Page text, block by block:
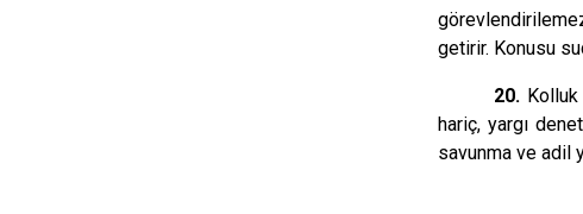
getirir. Konusu
20.
hariç, yargı
savunma ve adil